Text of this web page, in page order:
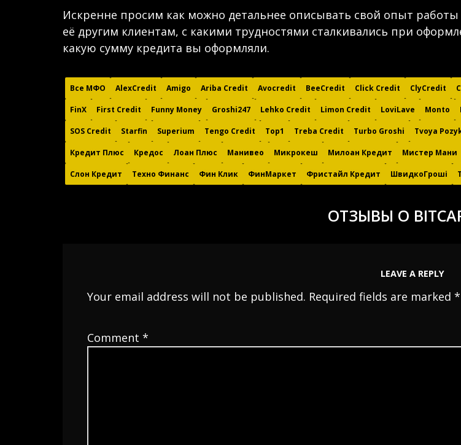
Искренне просим как можно детальнее описывать свой опыт
её другим клиентам, с какими трудностями сталкивались при
какую сумму кредита вы оформляли.
Все МФО AlexCredit Amigo Ariba Credit Avocredit BeeCredit Click Credit ClyCredit
FinX First Credit Funny Money Groshi247 Lehko Credit Limon Credit LoviLave Monto
SOS Credit Starfin Superium Tengo Credit Top1 Treba Credit Turbo Groshi Tvoya
Кредит Плюс Кредос Лоан Плюс Манивео Микрокеш Милоан Кредит Мистер Мани
Слон Кредит Техно Финанс Фин Клик ФинМаркет Фристайл Кредит ШвидкоГроші
ОТЗЫВЫ О
LEAVE A REPLY
Your email address will not be published. Required fields are marked *
Comment *